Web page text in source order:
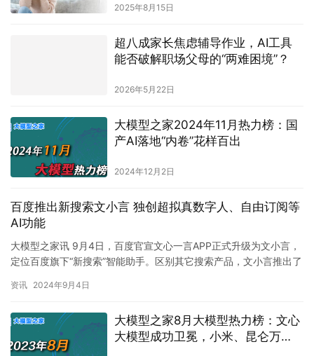
2025年8月15日
超八成家长焦虑辅导作业，AI工具
能否破解职场父母的“两难困境”？
2026年5月22日
大模型之家2024年11月热力榜：国
产AI落地“内卷”花样百出
2024年12月2日
百度推出新搜索文小言 独创超拟真数字人、自由订阅等
AI功能
大模型之家讯 9月4日，百度官宣文心一言APP正式升级为文小言，
定位百度旗下“新搜索”智能助手。区别其它搜索产品，文小言推出了
资讯 2024年9月4日
大模型之家8月大模型热力榜：文心
大模型成功卫冕，小米、昆仑万